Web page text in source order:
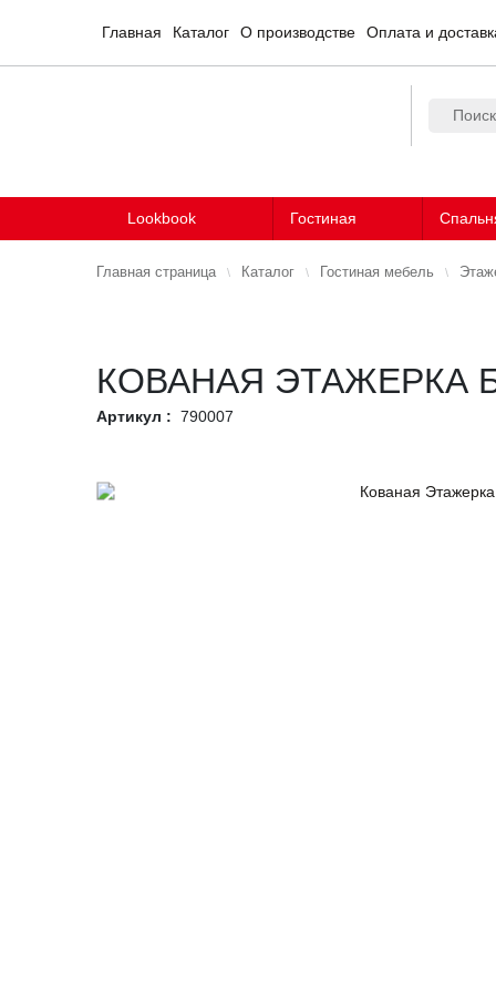
Главная Каталог О производстве Оплата и
Lookbook Гостиная
Главная страница Каталог Гостиная мебель
КОВАНАЯ ЭТАЖЕРКА
Артикул : 790007